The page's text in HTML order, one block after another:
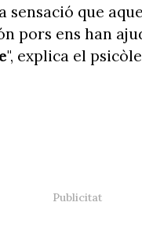
sensació que
pors ens han
", explica el